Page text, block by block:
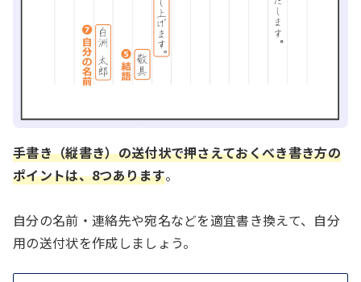
手書き（縦書き）の送付状で押さえておくべき書き方の
ポイントは、8つあります。
自分の名前・連絡先や宛名などを適宜書き換えて、自分
用の送付状を作成しましょう。